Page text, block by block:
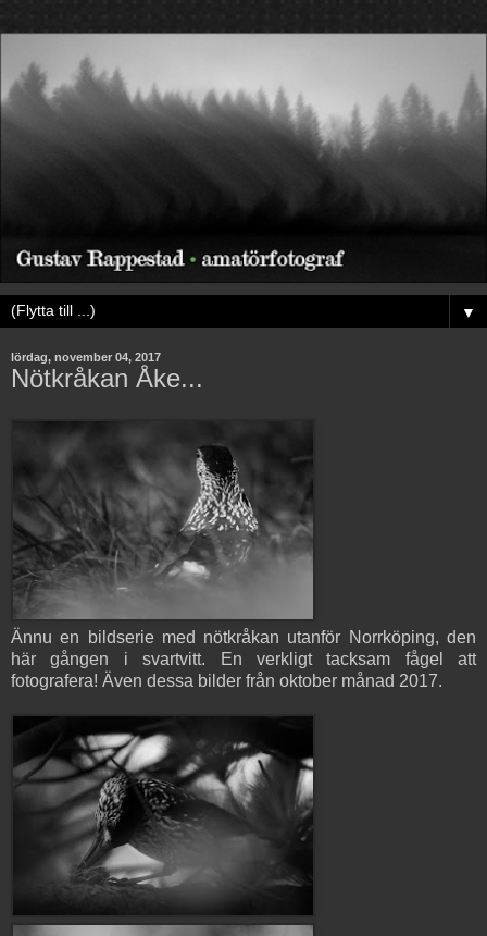
▼
lördag, november 04, 2017
Nötkråkan Åke...
Ännu en bildserie med nötkråkan utanför Norrköping, den
här gången i svartvitt. En verkligt tacksam fågel att
fotografera! Även dessa bilder från oktober månad 2017.